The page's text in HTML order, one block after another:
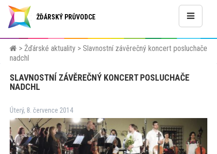
ŽĎÁRSKÝ PRŮVODCE
> Žďárské aktuality > Slavnostní závěrečný koncert posluchače
nadchl
SLAVNOSTNÍ ZÁVĚREČNÝ KONCERT POSLUCHAČE
NADCHL
Úterý, 8. července 2014